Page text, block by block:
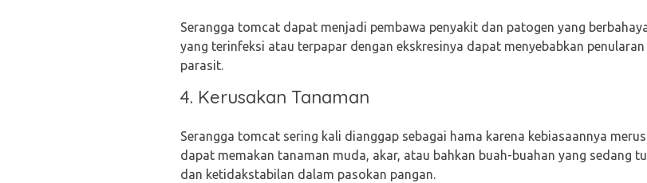
Serangga tomcat dapat menjadi pembawa penyakit dan patogen yang
yang terinfeksi atau terpapar dengan ekskresinya dapat menyebabkan
parasit.
4. Kerusakan Tanaman
Serangga tomcat sering kali dianggap sebagai hama karena kebiasaannya
dapat memakan tanaman muda, akar, atau bahkan buah-buahan yang sedang
dan ketidakstabilan dalam pasokan pangan.